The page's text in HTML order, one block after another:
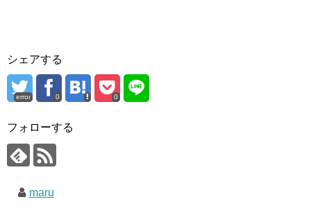
シェアする
error 0 0
フォローする
maru